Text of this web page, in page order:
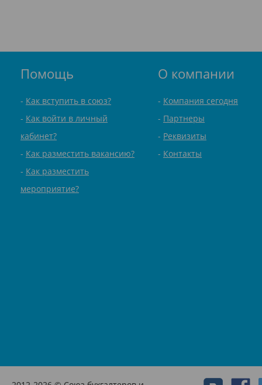
Помощь
Как вступить в союз?
Как войти в личный
кабинет?
Как разместить вакансию?
Как разместить
мероприятие?
О компании
Компания сегодня
Партнеры
Реквизиты
Контакты